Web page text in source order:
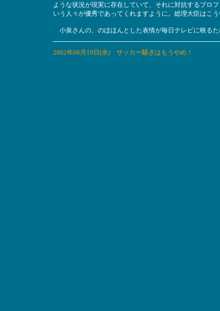
ような状況が現実に存在していて、それに対抗するプロ
いう人々が優秀であってくれますように。総理大臣はこ
小泉さんの、のほほんとした表情が毎日テレビに映る
2002年06月19日(水) サッカー騒ぎはもうやめ！